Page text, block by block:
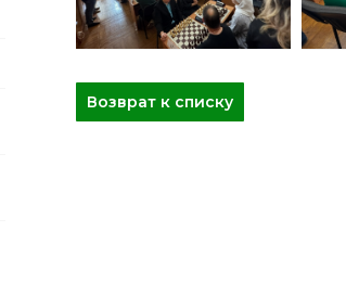
Возврат к списку